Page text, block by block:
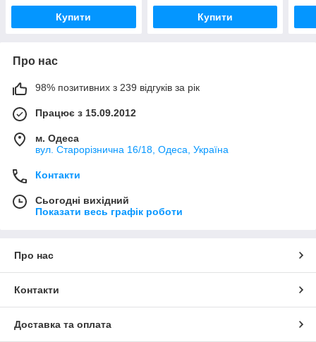
Купити Купити
Про нас
98% позитивних з 239 відгуків за рік
Працює з 15.09.2012
м. Одеса
вул. Старорізнична 16/18, Одеса, Україна
Контакти
Сьогодні вихідний
Показати весь графік роботи
Про нас
Контакти
Доставка та оплата